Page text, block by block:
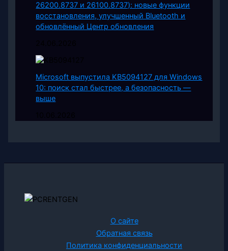
26200.8737 и 26100.8737): новые функции
восстановления, улучшенный Bluetooth и
обновлённый Центр обновления
Microsoft выпустила KB5094127 для Windows
10: поиск стал быстрее, а безопасность —
выше
О сайте
Обратная связь
Политика конфиденциальности